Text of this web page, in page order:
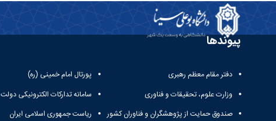
پیوندها
دفتر مقام معظم رهبری
وزارت علوم، تحقیقات و فناوری
صندوق حمایت از پژوهشگران و فناوران کشور
پورتال امام خمینی (ره)
سامانه تدارکات الکترونیکی دولت
ریاست جمهوری اسلامی ایران